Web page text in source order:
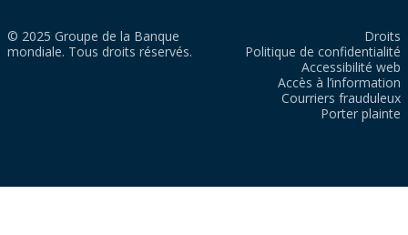
© 2025 Groupe de la Banque
mondiale. Tous droits réservés.
Droits
Politique de confidentialité
Accessibilité web
Accès à l’information
Courriers frauduleux
Porter plainte